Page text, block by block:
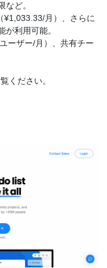
など。
¥1,033.33/月）、さらに
が利用可能。
ーザー/月）、共有チー
ください。